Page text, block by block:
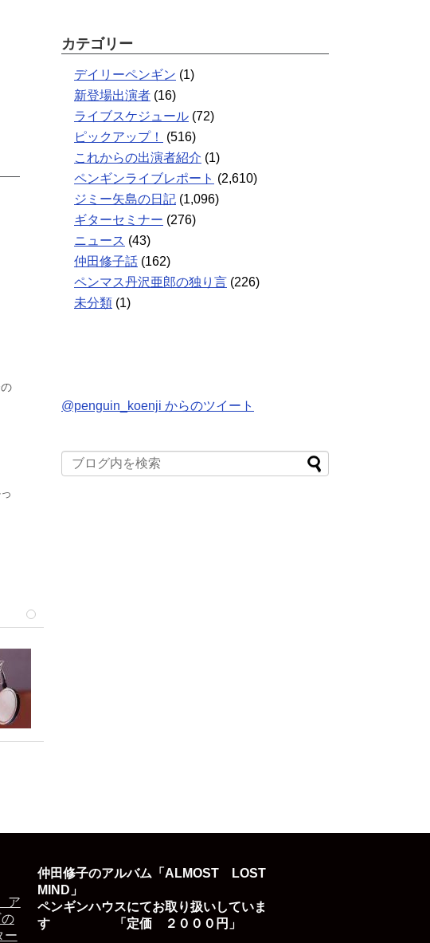
カテゴリー
デイリーペンギン (1)
新登場出演者 (16)
ライブスケジュール (72)
ピックアップ！
(516)
これからの出演者紹介 (1)
ペンギンライブレポート (2,610)
ジミー矢島の日記 (1,096)
ギターセミナー (276)
ニュース (43)
仲田修子話 (162)
ペンマス丹沢亜郎の独り言 (226)
未分類 (1)
@penguin_koenji からのツイート
ア
ー
仲田修子のアルバム「ALMOST LOST
MIND」
ペンギンハウスにてお取り扱いしていま
す 「定価 ２０００円」